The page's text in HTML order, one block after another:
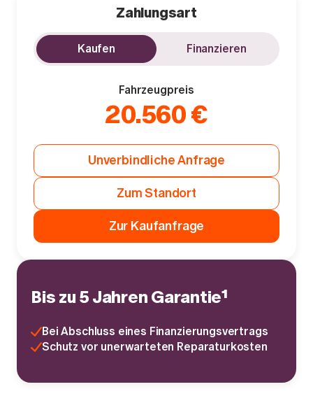
Zahlungsart
Kaufen Finanzieren
Fahrzeugpreis
20.560 €
Unverbindliche Anfrage
Zum Standort
Zur Kaufanfrage
Bis zu 5 Jahren Garantie¹
Bei Abschluss eines Finanzierungsvertrags
Schutz vor unerwarteten Reparaturkosten